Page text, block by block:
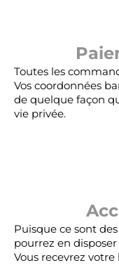
Toutes les
Vos coordonnées
de quelque façon
vie privée.
Puisque ce sont
pourrez en
Vous recevrez